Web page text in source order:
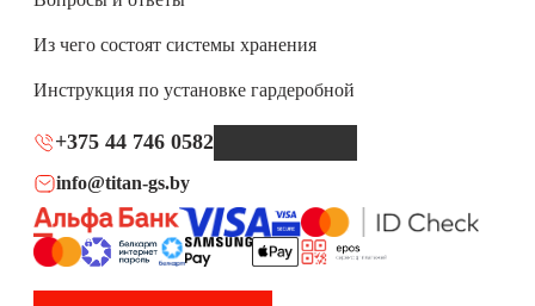
Из чего состоят системы хранения
Инструкция по установке гардеробной
+375 44 746 0582
info@titan-gs.by